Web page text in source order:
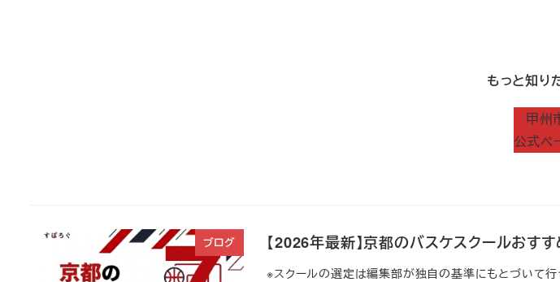
もっと知り
甲州
公式ペ
ブログ 【2026年最新】京都のバスケスクールおす
※スクールの選定は編集部が独自の基準にもとづいて行